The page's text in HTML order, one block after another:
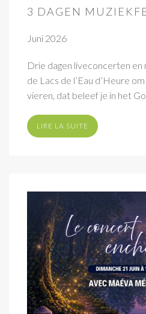
3 DAGEN
Juni 2026
Drie dagen liveconcerten en
de Lacs de l’Eau d’Heure
vieren, dat beleef je in het
LIRE LA SUITE